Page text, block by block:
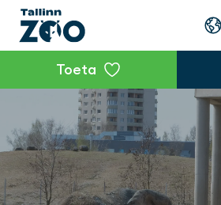
Toeta